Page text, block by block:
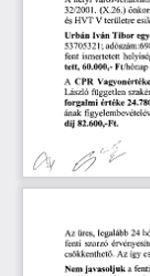
32/2001. (X.26.)
és HVT V területre esik,
Urbán Iván Tibor
53705321;
fent ismertetett
tett, 60.000,- Ft/hónap
A CPR
László független
forgalmi értéke
ának
díj 82.600,-Ft.
Az üres, legalább 24
fenti szorzó
csökkenthető. Az így
Nem javasoljuk a fenti